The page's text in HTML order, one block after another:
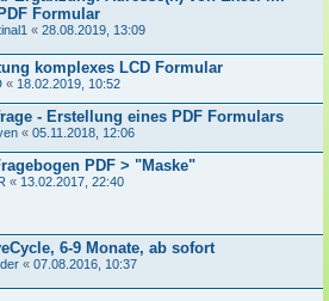
Formular
« 28.08.2019, 13:09
komplexes LCD Formular
« 18.02.2019, 10:52
- Erstellung eines PDF Formulars
« 05.11.2018, 12:06
PDF > "Maske"
« 13.02.2017, 22:40
6-9 Monate, ab sofort
« 07.08.2016, 10:37